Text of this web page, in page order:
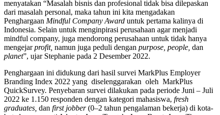
menyatakan “Masalah bisnis dan profesional tidak bisa dilepaskan
dari masalah personal, maka tahun ini kita mengadakan
Penghargaan Mindful Company Award untuk pertama kalinya di
Indonesia. Selain untuk menginpirasi perusahaan agar menjadi
mindful company, juga mendorong perusahaan untuk tidak hanya
mengejarprofit, namun juga peduli dengan purpose, people, dan
planet”, ujar Stephanie pada 2 Desember 2022.
Penghargaan ini didukung dari hasil survei MarkPlus Employer
Branding Index 2022 yang diselenggarakan oleh MarkPlus
QuickSurvey. Penyebaran survei dilakukan pada periode Juni – Juli
2022 ke 1.150 responden dengan kategori mahasiswa, fresh
graduates, dan first jobber(0–2 tahun pengalaman bekerja) di kota-